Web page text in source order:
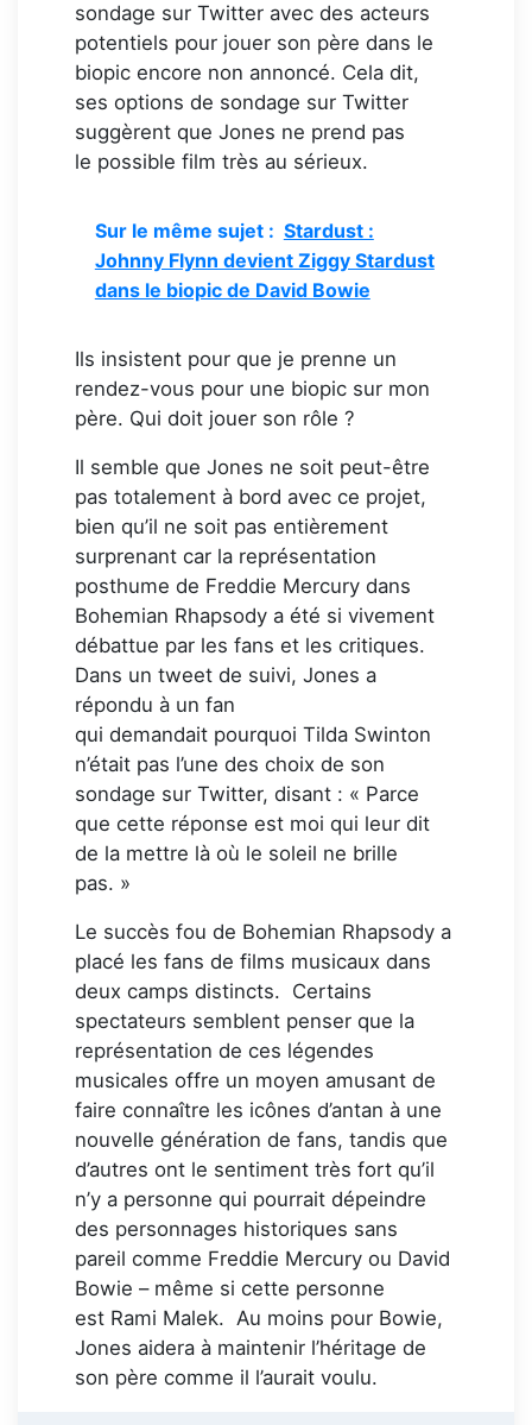
sondage sur Twitter avec des acteurs
potentiels pour jouer son père dans le
biopic encore non annoncé. Cela dit,
ses options de sondage sur Twitter
suggèrent que Jones ne prend pas
le possible film très au sérieux.
Sur le même sujet : Stardust :
Johnny Flynn devient Ziggy Stardust
dans le biopic de David Bowie
Ils insistent pour que je prenne un
rendez-vous pour une biopic sur mon
père. Qui doit jouer son rôle ?
Il semble que Jones ne soit peut-être
pas totalement à bord avec ce projet,
bien qu’il ne soit pas entièrement
surprenant car la représentation
posthume de Freddie Mercury dans
Bohemian Rhapsody a été si vivement
débattue par les fans et les critiques.
Dans un tweet de suivi, Jones a
répondu à un fan
qui demandait pourquoi Tilda Swinton
n’était pas l’une des choix de son
sondage sur Twitter, disant : « Parce
que cette réponse est moi qui leur dit
de la mettre là où le soleil ne brille
pas. »
Le succès fou de Bohemian Rhapsody a
placé les fans de films musicaux dans
deux camps distincts. Certains
spectateurs semblent penser que la
représentation de ces légendes
musicales offre un moyen amusant de
faire connaître les icônes d’antan à une
nouvelle génération de fans, tandis que
d’autres ont le sentiment très fort qu’il
n’y a personne qui pourrait dépeindre
des personnages historiques sans
pareil comme Freddie Mercury ou David
Bowie – même si cette personne
est Rami Malek. Au moins pour Bowie,
Jones aidera à maintenir l’héritage de
son père comme il l’aurait voulu.